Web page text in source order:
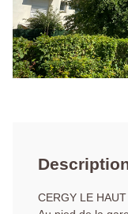
CERGY LE HAUT